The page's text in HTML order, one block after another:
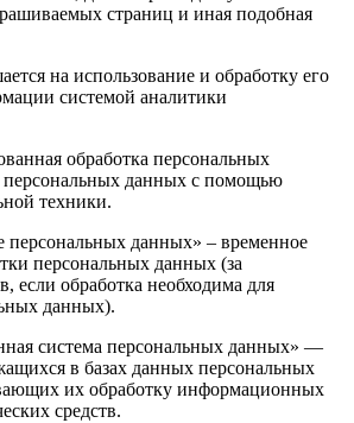
страниц и иная подобная
на использование и обработку его
системой аналитики
обработка персональных
персональных данных с помощью
техники.
персональных данных» – временное
персональных данных (за
если обработка необходима для
данных).
система персональных данных» —
в базах данных персональных
их обработку информационных
средств.